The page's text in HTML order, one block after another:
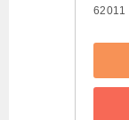
62011